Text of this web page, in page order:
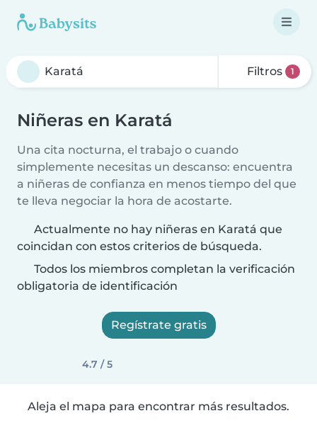
Filtros 1
Niñeras en Karatá
Una cita nocturna, el trabajo o cuando
simplemente necesitas un descanso: encuentra
a niñeras de confianza en menos tiempo del que
te lleva negociar la hora de acostarte.
Actualmente no hay niñeras en Karatá que
coincidan con estos criterios de búsqueda.
Todos los miembros completan la verificación
obligatoria de identificación
Regístrate gratis
4.7 / 5
Aleja el mapa para encontrar más resultados.